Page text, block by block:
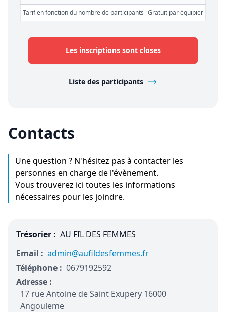
Tarif en fonction du nombre de participants Gratuit par équipier
Les inscriptions sont closes
Liste des participants
Contacts
Une question ? N'hésitez pas à contacter les
personnes en charge de l'évènement.
Vous trouverez ici toutes les informations
nécessaires pour les joindre.
Trésorier : AU FIL DES FEMMES
Email : admin@aufildesfemmes.fr
Téléphone : 0679192592
Adresse :
17 rue Antoine de Saint Exupery 16000
Angouleme